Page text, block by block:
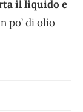
il liquido e
po’ di olio